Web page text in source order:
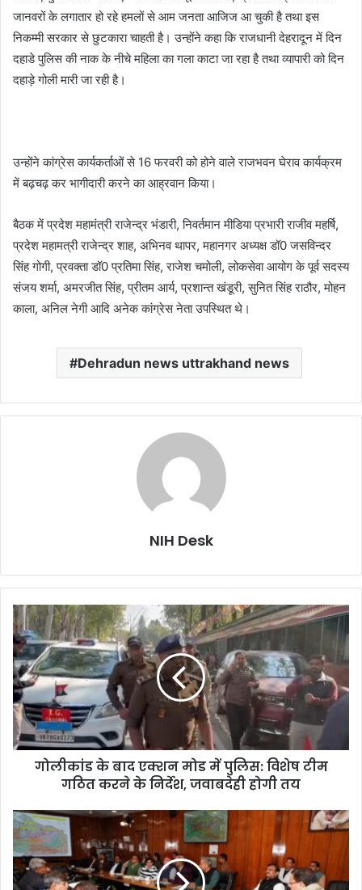
जानवरों के लगातार हो रहे हमलों से आम जनता आजिज आ चुकी है तथा इस
निकम्मी सरकार से छुटकारा चाहती है। उन्होंने कहा कि राजधानी देहरादून में दिन
दहाडे पुलिस की नाक के नीचे महिला का गला काटा जा रहा है तथा व्यापारी को दिन
दहाड़े गोली मारी जा रही है।
उन्होंने कांग्रेस कार्यकर्ताओं से 16 फरवरी को होने वाले राजभवन घेराव कार्यक्रम
में बढ़चढ़ कर भागीदारी करने का आह्रवान किया।
बैठक में प्रदेश महामंत्री राजेन्द्र भंडारी, निवर्तमान मीडिया प्रभारी राजीव महर्षि,
प्रदेश महामत्री राजेन्द्र शाह, अभिनव थापर, महानगर अध्यक्ष डॉ0 जसविन्दर
सिंह गोगी, प्रवक्ता डॉ0 प्रतिमा सिंह, राजेश चमोली, लोकसेवा आयोग के पूर्व सदस्य
संजय शर्मा, अमरजीत सिंह, प्रीतम आर्य, प्रशान्त खंडूरी, सुनित सिंह राठौर, मोहन
काला, अनिल नेगी आदि अनेक कांग्रेस नेता उपस्थित थे।
Dehradun news uttrakhand news
NIH Desk
गोलीकांड
के
बाद
एक्शन
मोड
में
पुलिस:
विशेष
टीम
निर्देश,
जवाबदेही
होगी
तय
गोलीकांड के बाद एक्शन मोड में पुलिस: विशेष टीम
गठित करने के निर्देश, जवाबदेही होगी तय
रेल
नेटवर्क
को
मिलेगी
रफ्तार: